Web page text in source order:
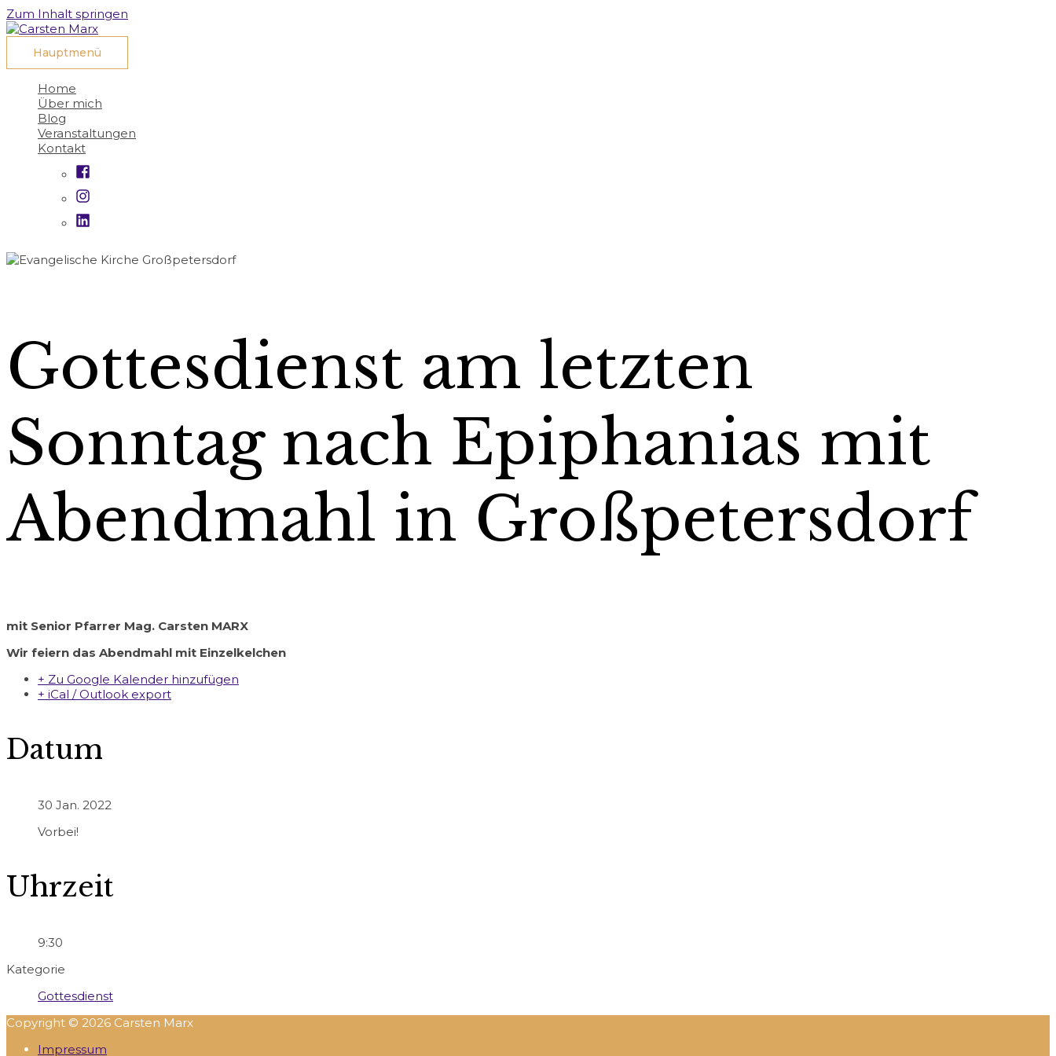
Zum Inhalt springen
Hauptmenü
Home
Über mich
Blog
Veranstaltungen
Kontakt
Gottesdienst am letzten
Sonntag nach Epiphanias mit
Abendmahl in Großpetersdorf
mit Senior Pfarrer Mag. Carsten MARX
Wir feiern das Abendmahl mit Einzelkelchen
+ Zu Google Kalender hinzufügen
+ iCal / Outlook export
Datum
30 Jan. 2022
Vorbei!
Uhrzeit
9:30
Kategorie
Gottesdienst
Copyright © 2026 Carsten Marx
Impressum